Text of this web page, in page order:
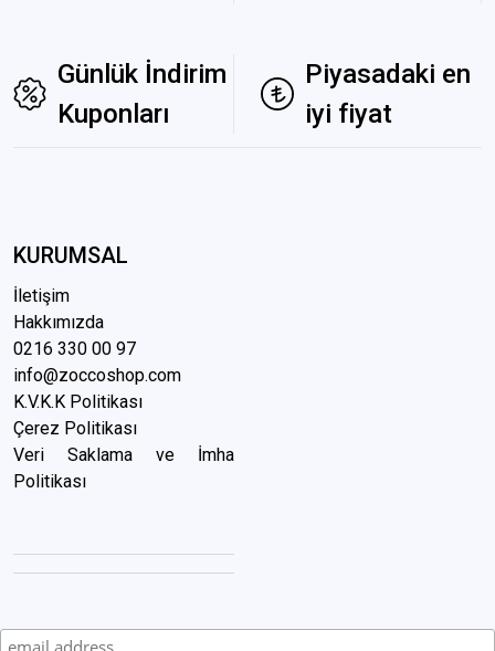
Günlük İndirim
Kuponları
Piyasadaki en
iyi fiyat
KURUMSAL
İletişim
Hakkımızda
0216 330 00 97
info@zoccoshop.com
K.V.K.K Politikası
Çerez Politikası
Veri Saklama ve İmha
Politikası